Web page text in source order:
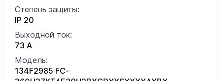
Степень защиты:
IP 20
Выходной ток:
73 А
Модель:
134F2985 FC-